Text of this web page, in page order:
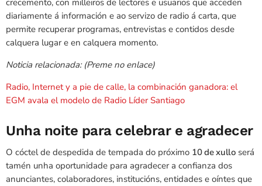
diariamente á información e ao servizo de radio á carta, que
permite recuperar programas, entrevistas e contidos desde
calquera lugar e en calquera momento.
Noticia relacionada: (Preme no enlace)
Radio, Internet y a pie de calle, la combinación ganadora: el
EGM avala el modelo de Radio Líder Santiago
Unha noite para celebrar e agradecer
O cóctel de despedida de tempada do próximo 10 de xulloserá
tamén unha oportunidade para agradecer a confianza dos
anunciantes, colaboradores, institucións, entidades e oíntes que